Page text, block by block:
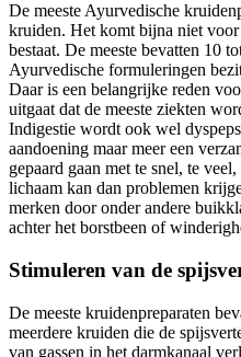
De meeste Ayurvedische
kruiden. Het komt bijna niet
bestaat. De meeste bevatten 10
Ayurvedische formuleringen
Daar is een belangrijke reden
uitgaat dat de meeste ziekten
Indigestie wordt ook wel
aandoening maar meer een
gepaard gaan met te snel, te
lichaam kan dan problemen
merken door onder andere
achter het borstbeen of
Stimuleren van de
De meeste kruidenpreparaten
meerdere kruiden die de
van gassen in het darmkanaal